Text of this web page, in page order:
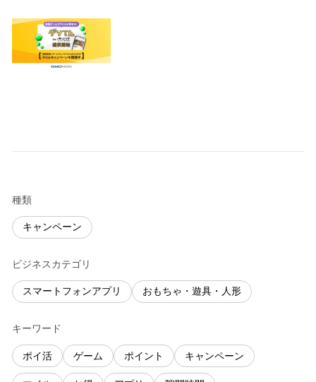
種類
キャンペーン
ビジネスカテゴリ
スマートフォンアプリ おもちゃ・遊具・人形
キーワード
ポイ活 ゲーム ポイント キャンペーン